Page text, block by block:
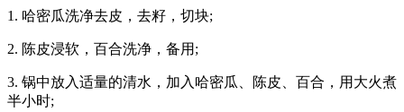
1. 哈密瓜洗净去皮，去籽，切块;
2. 陈皮浸软，百合洗净，备用;
3. 锅中放入适量的清水，加入哈密瓜、陈皮、百合，用大火煮
半小时;